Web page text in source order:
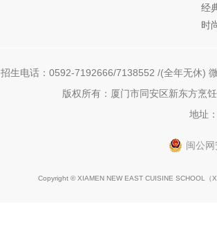
经
时
招生电话：0592-7192666/7138552 /(全年无休)
版权所有：厦门市同安区新东方烹
地址
闽公
Copyright © XIAMEN NEW EAST CUISINE SCHOOL（